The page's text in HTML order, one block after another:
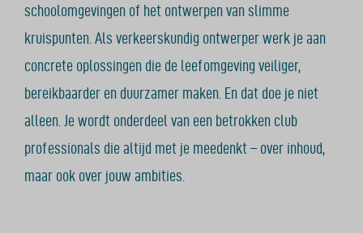
schoolomgevingen of het ontwerpen van slimme
kruispunten. Als verkeerskundig ontwerper werk je aan
concrete oplossingen die de leefomgeving veiliger,
bereikbaarder en duurzamer maken. En dat doe je niet
alleen. Je wordt onderdeel van een betrokken club
professionals die altijd met je meedenkt – over inhoud,
maar ook over jouw ambities.